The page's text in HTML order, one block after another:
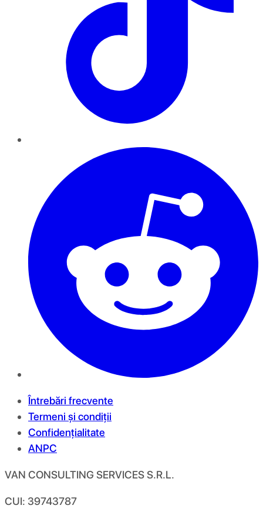
Întrebări frecvente
Termeni și condiții
Confidențialitate
ANPC
VAN CONSULTING SERVICES S.R.L.
CUI: 39743787